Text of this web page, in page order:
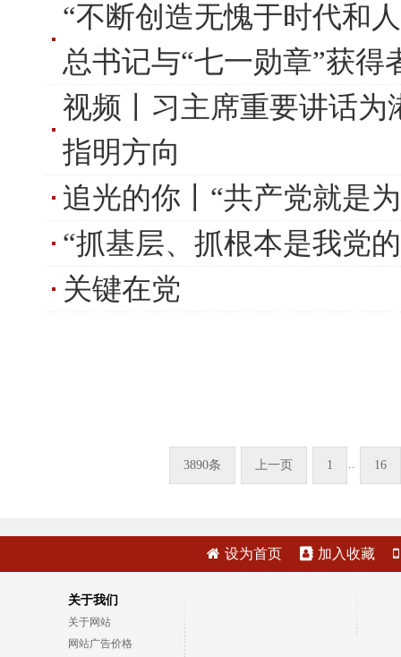
“不断创造无愧于时代和
总书记与“七一勋章”获得
视频丨习主席重要讲话为
指明方向
追光的你丨“共产党就是
“抓基层、抓根本是我党
关键在党
3890条 上一页 1 .. 16
设为首页 加入收藏
关于我们
关于网站
网站广告价格